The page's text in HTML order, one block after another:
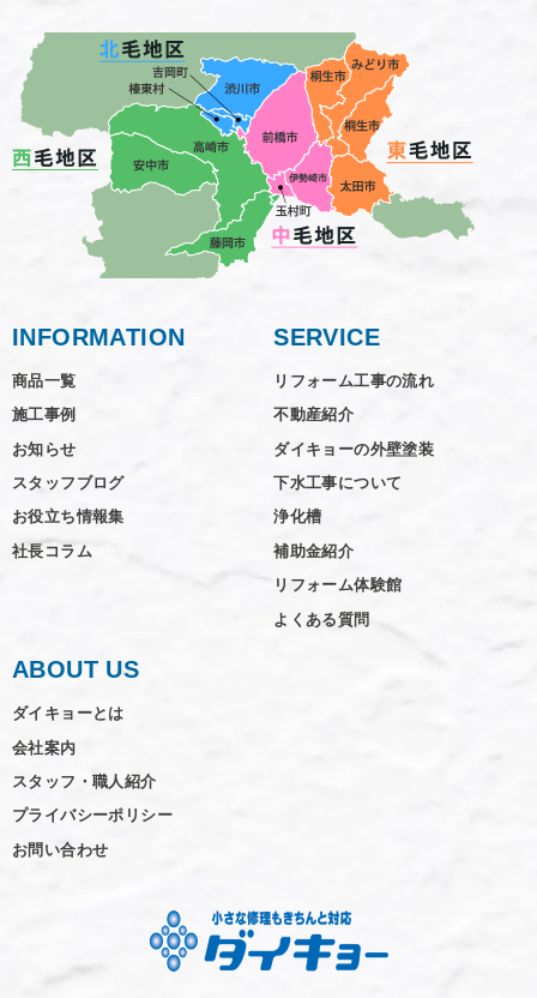
INFORMATION
商品一覧
施工事例
お知らせ
スタッフブログ
お役立ち情報集
社長コラム
SERVICE
リフォーム工事の流れ
不動産紹介
ダイキョーの外壁塗装
下水工事について
浄化槽
補助金紹介
リフォーム体験館
よくある質問
ABOUT US
ダイキョーとは
会社案内
スタッフ・職人紹介
プライバシーポリシー
お問い合わせ